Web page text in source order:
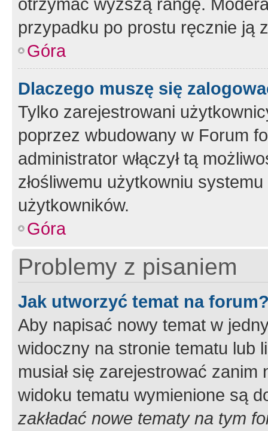
przypadku po prostu ręcznie ją
Góra
Dlaczego muszę się
Tylko zarejestrowani
poprzez wbudowany w Forum
administrator włączył tą
złośliwemu użytkowniu
użytkowników.
Góra
Problemy z pisaniem
Jak utworzyć temat na
Aby napisać nowy temat w
widoczny na stronie tematu lub
musiał się zarejestrować
widoku tematu wymienione są
zakładać nowe tematy na tym